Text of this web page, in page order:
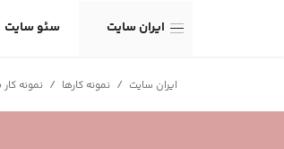
ایران سایت سئو سایت
ایران سایت / نمونه کارها / نمونه